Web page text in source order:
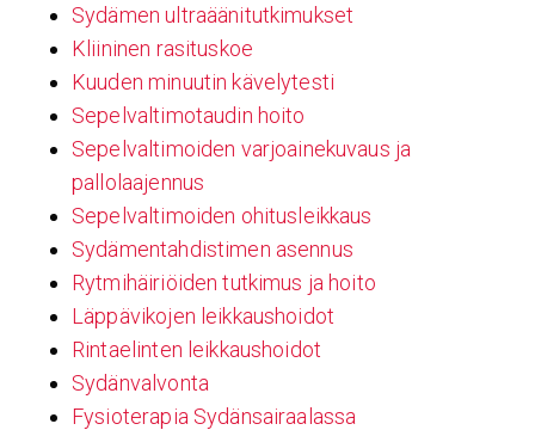
Sydämen ultraäänitutkimukset
Kliininen rasituskoe
Kuuden minuutin kävelytesti
Sepelvaltimotaudin hoito
Sepelvaltimoiden varjoainekuvaus ja
pallolaajennus
Sepelvaltimoiden ohitusleikkaus
Sydämentahdistimen asennus
Rytmihäiriöiden tutkimus ja hoito
Läppävikojen leikkaushoidot
Rintaelinten leikkaushoidot
Sydänvalvonta
Fysioterapia Sydänsairaalassa